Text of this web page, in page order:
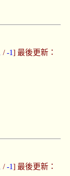
/-1] 最後更新：
/-1] 最後更新：